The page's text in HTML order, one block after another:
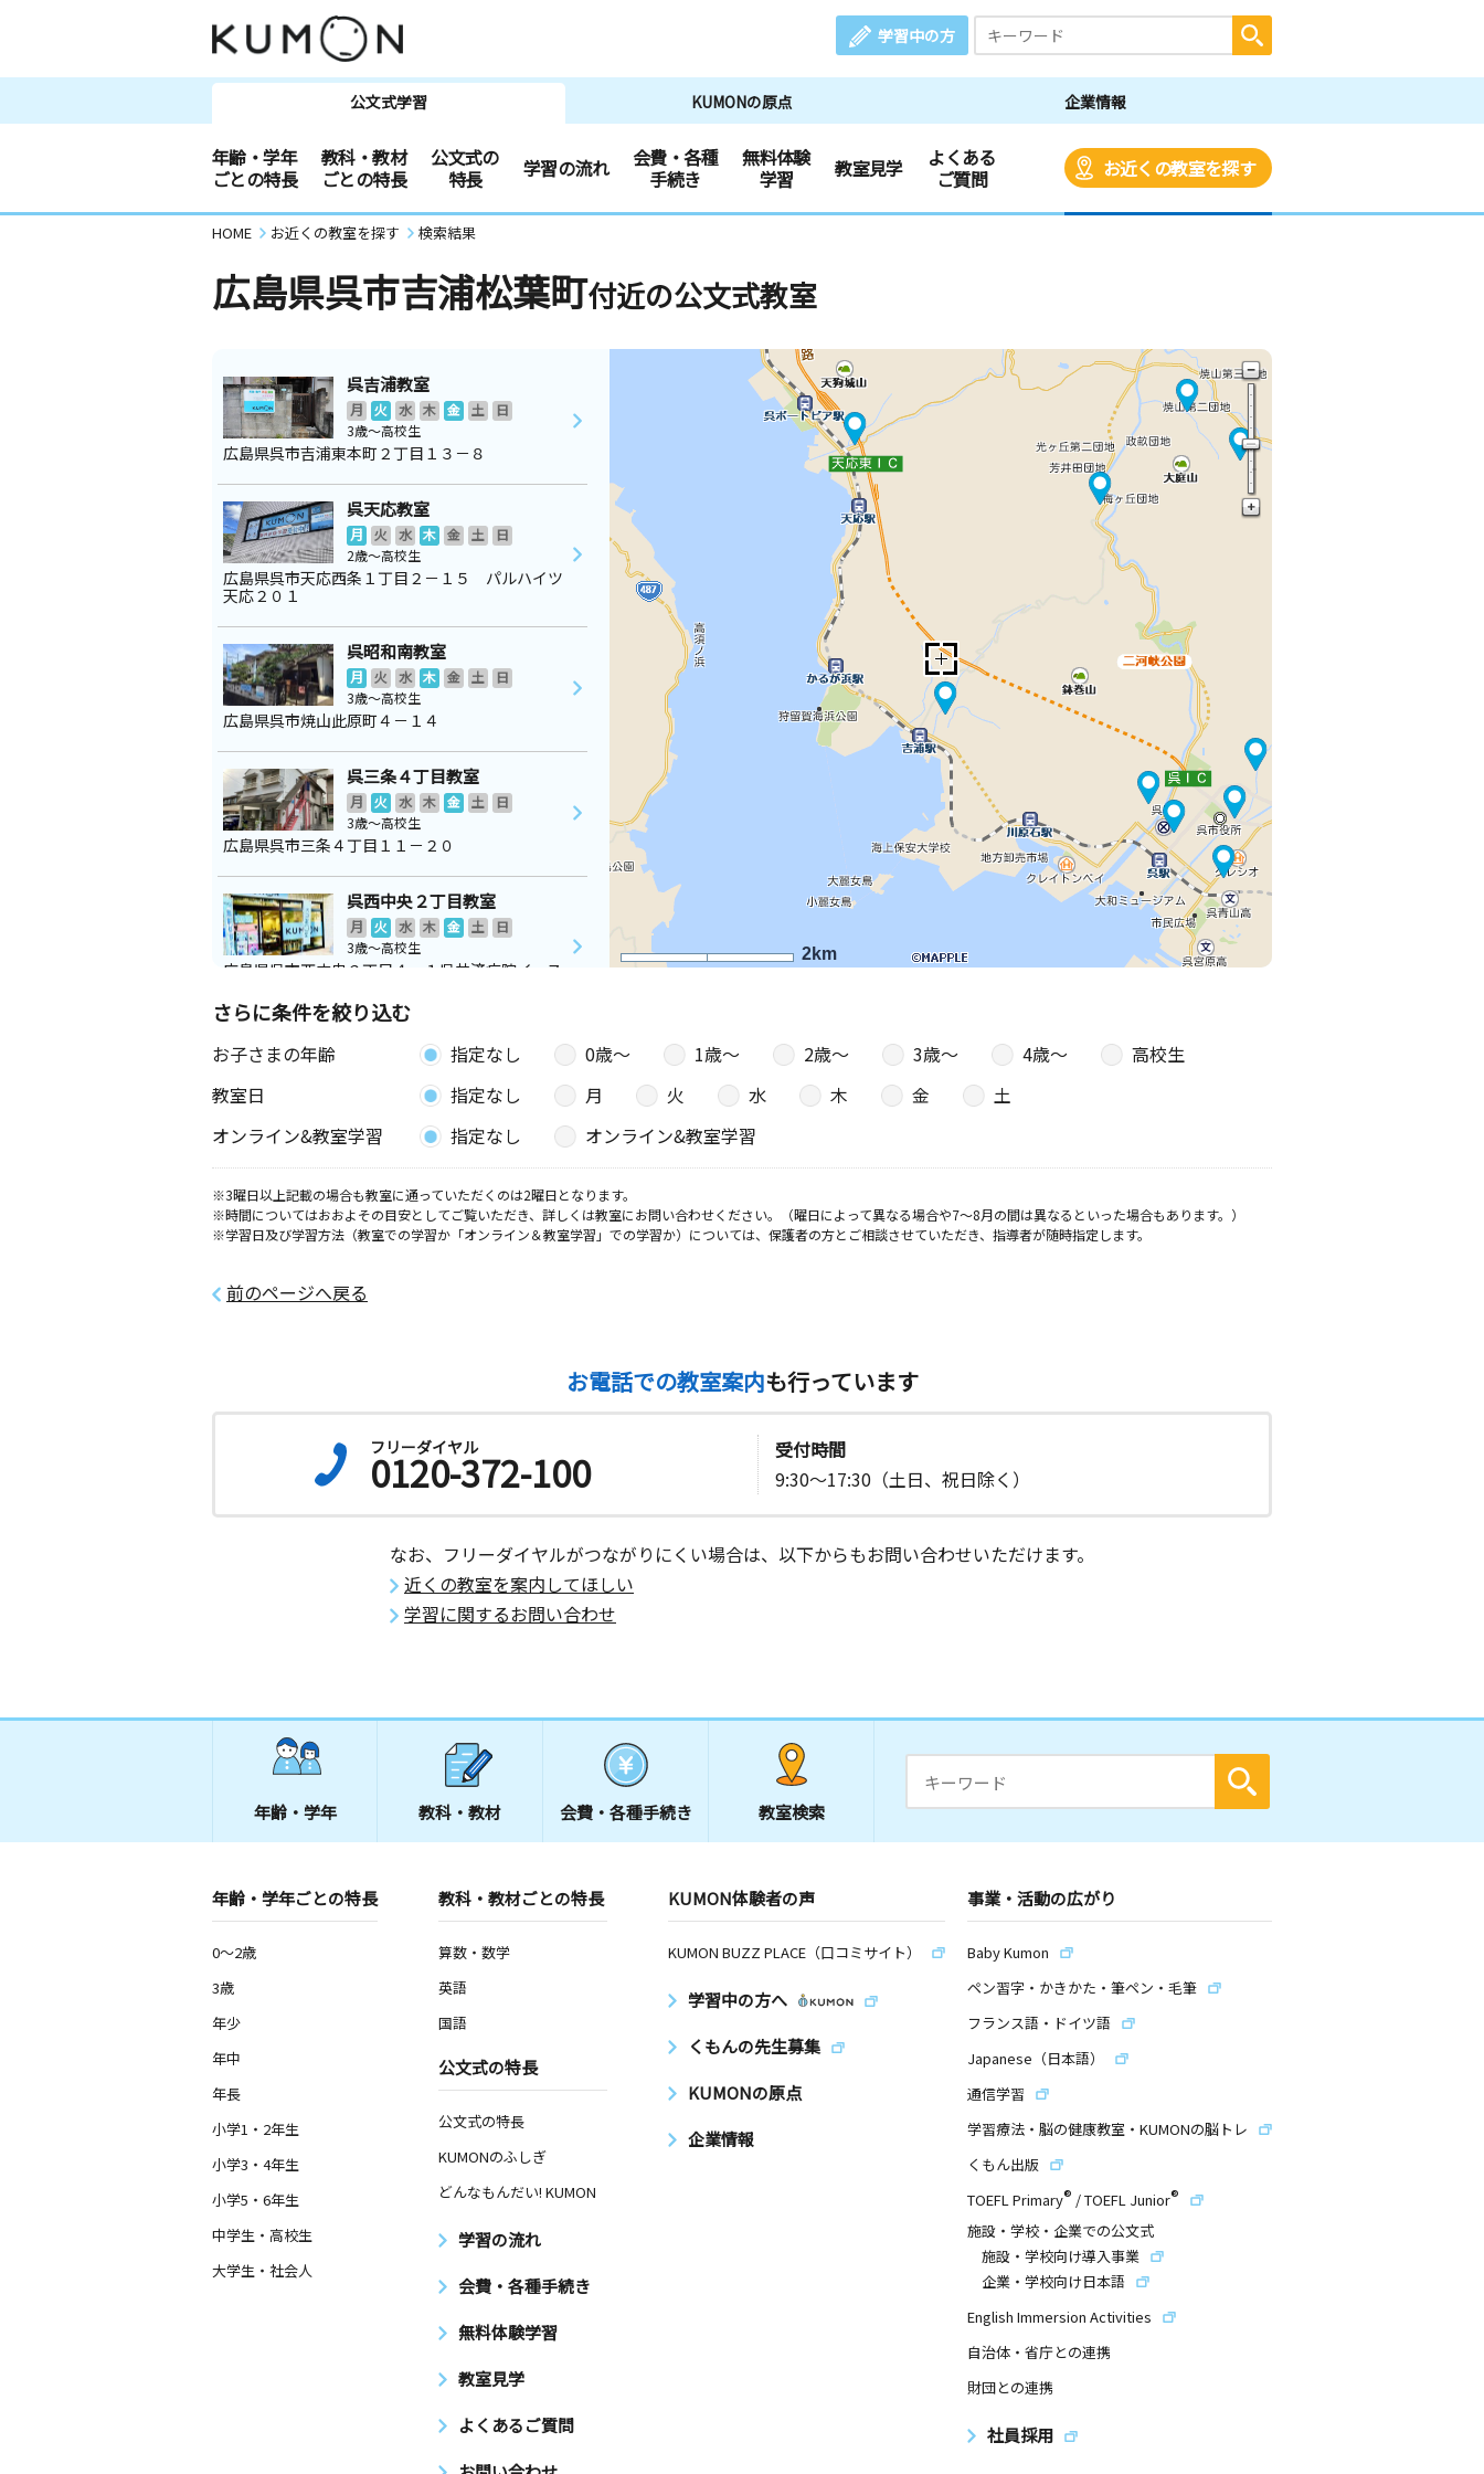
学習中の方
公文式学習 KUMONの原点 企業情報
年齢・学年
ごとの特長
教科・教材
ごとの特長
公文式の
特長
学習の流れ
会費・各種
手続き
無料体験
学習
教室見学
よくある
ご質問
お近くの教室を探す
HOME お近くの教室を探す 検索結果
広島県呉市吉浦松葉町付近の公文式教室
2km
呉吉浦教室
月 火 水 木 金 土
日
3歳～高校生
広島県呉市吉浦東本町２丁目１３－８
呉天応教室
月 火 水 木 金 土
日
2歳～高校生
広島県呉市天応西条１丁目２－１５ パルハイツ
天応２０１
呉昭和南教室
月 火 水 木 金 土
日
3歳～高校生
広島県呉市焼山此原町４－１４
呉三条４丁目教室
月 火 水 木 金 土
日
3歳～高校生
広島県呉市三条４丁目１１－２０
呉西中央２丁目教室
月 火 水 木 金 土
日
3歳～高校生
広島県呉市西中央２丁目４－１呉共済病院イース
焼山中央４丁目教室
木 金 土 日
0歳～高校生
広島県呉市焼山中央４丁目４－１８ 昭和中央集
会所
呉中央６丁目教室
月 火 水 木 金 土
日
3歳～高校生
号
呉本通教室
1歳～高校生
呉神山教室
水 木 金 土 日
さらに条件を絞り込む
お子さまの年齢 指定なし 0歳〜 1歳〜 2歳〜 3歳〜 4歳〜
高校生
教室日
指定なし 月 火 水 木 金
土
オンライン&教室学習
指定なし オンライン&教室学習
※3曜日以上記載の場合も教室に通っていただくのは2曜日となります。
※時間についてはおおよその目安としてご覧いただき、詳しくは教室にお問い合わせください。（曜日によって異なる場合や7～8月の間は異なるといった場合もあります。）
※学習日及び学習方法（教室での学習か「オンライン＆教室学習」での学習か）については、保護者の方とご相談させていただき、指導者が随時指定します。
前のページへ戻る
お電話での教室案内も行っています
フリーダイヤル
0120-372-100
受付時間
9:30～17:30（土日、祝日除く）
なお、フリーダイヤルがつながりにくい場合は、以下からもお問い合わせいただけます。
近くの教室を案内してほしい
学習に関するお問い合わせ
年齢・学年 教科・教材 会費・ 各種手続き 教室検索
年齢・学年ごとの特長
0～2歳
3歳
年少
年中
年長
小学1・2年生
小学3・4年生
小学5・6年生
中学生・高校生
大学生・社会人
教科・教材ごとの特長
算数・数学
英語
国語
公文式の特長
公文式の特長
KUMONのふしぎ
どんなもんだい! KUMON
学習の流れ
会費・各種手続き
無料体験学習
教室見学
よくあるご質問
KUMON体験者の声
KUMON BUZZ PLACE（口コミサイト）
学習中の方へ
くもんの先生募集
KUMONの原点
企業情報
事業・活動の広がり
Baby Kumon
ペン習字・かきかた・筆ペン・毛筆
フランス語・ドイツ語
Japanese（日本語）
通信学習
学習療法・脳の健康教室・KUMONの脳トレ
くもん出版
TOEFL Primary® /TOEFL Junior®
施設・学校・企業での公文式
施設・学校向け導入事業
企業・学校向け日本語
English Immersion Activities
自治体・省庁との連携
財団との連携
社員採用